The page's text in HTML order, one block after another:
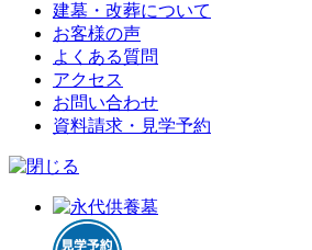
建墓・改葬について
お客様の声
よくある質問
アクセス
お問い合わせ
資料請求・見学予約